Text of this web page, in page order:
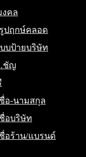
งคล
ปฤกษ์คลอด
บป้ายบริษัท
.ชัญ
อ-นามสกุล
อบริษัท
อร้าน/แบรนด์